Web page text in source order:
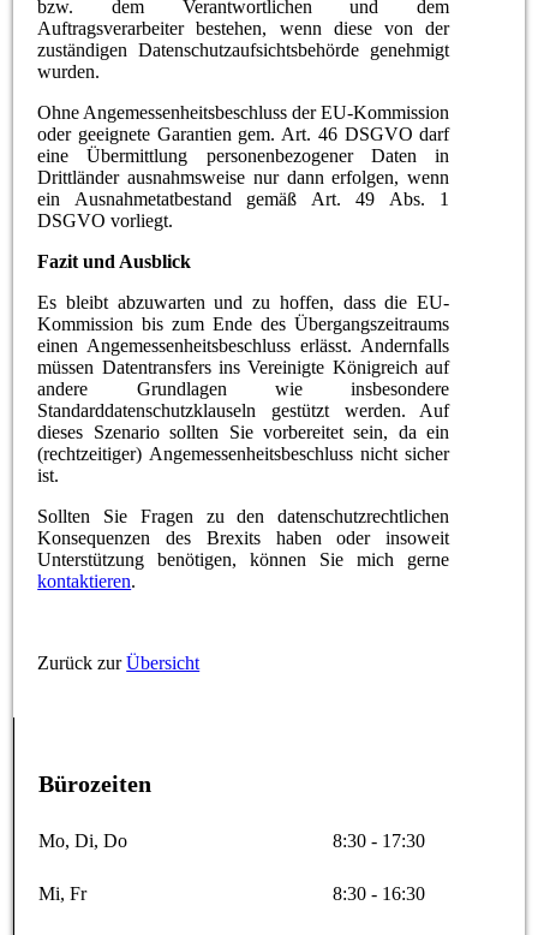
bzw. dem Verantwortlichen und dem
Auftragsverarbeiter bestehen, wenn diese von der
zuständigen Datenschutzaufsichtsbehörde genehmigt
wurden.
Ohne Angemessenheitsbeschluss der EU-Kommission
oder geeignete Garantien gem. Art. 46 DSGVO darf
eine Übermittlung personenbezogener Daten in
Drittländer ausnahmsweise nur dann erfolgen, wenn
ein Ausnahmetatbestand gemäß Art. 49 Abs. 1
DSGVO vorliegt.
Fazit und Ausblick
Es bleibt abzuwarten und zu hoffen, dass die EU-
Kommission bis zum Ende des Übergangszeitraums
einen Angemessenheitsbeschluss erlässt. Andernfalls
müssen Datentransfers ins Vereinigte Königreich auf
andere Grundlagen wie insbesondere
Standarddatenschutzklauseln gestützt werden. Auf
dieses Szenario sollten Sie vorbereitet sein, da ein
(rechtzeitiger) Angemessenheitsbeschluss nicht sicher
ist.
Sollten Sie Fragen zu den datenschutzrechtlichen
Konsequenzen des Brexits haben oder insoweit
Unterstützung benötigen, können Sie mich gerne
kontaktieren.
Zurück zurÜbersicht
Bürozeiten
Mo, Di, Do 8:30 - 17:30
Mi, Fr 8:30 - 16:30